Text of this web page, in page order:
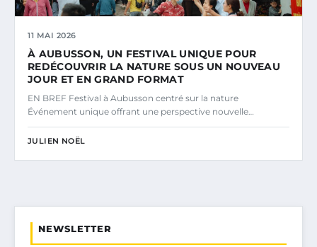
11 MAI 2026
À AUBUSSON, UN FESTIVAL UNIQUE POUR
REDÉCOUVRIR LA NATURE SOUS UN NOUVEAU
JOUR ET EN GRAND FORMAT
EN BREF Festival à Aubusson centré sur la nature
Événement unique offrant une perspective nouvelle…
JULIEN NOËL
NEWSLETTER